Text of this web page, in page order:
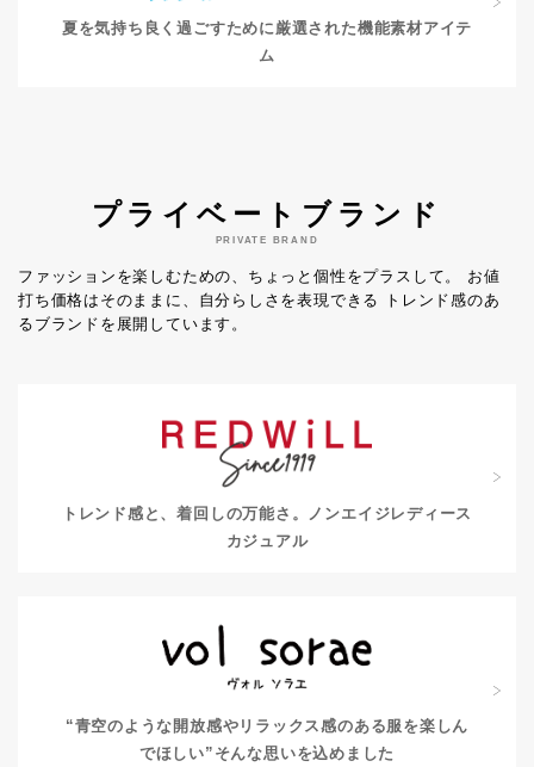
夏を気持ち良く過ごすために 厳選された機能素材アイテ
ム
プライベートブランド
PRIVATE BRAND
ファッションを楽しむための、ちょっと個性をプラスして。
お値
打ち価格はそのままに、自分らしさを表現できる
トレンド感のあ
るブランドを展開しています。
トレンド感と、着回しの万能さ。
ノンエイジレディース
カジュアル
“青空のような開放感やリラックス感のある服を楽しん
でほしい” そんな思いを込めました